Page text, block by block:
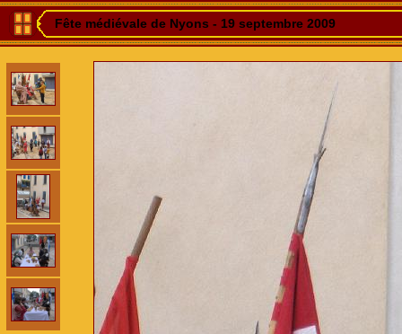
Fête médiévale de Nyons - 19 septembre 2009